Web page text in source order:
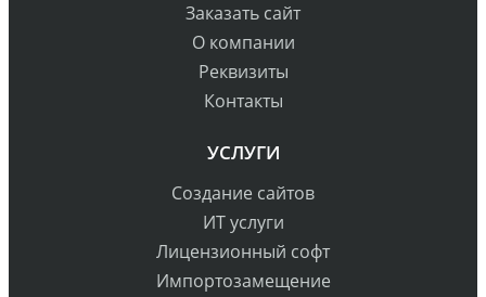
Заказать сайт
О компании
Реквизиты
Контакты
УСЛУГИ
Создание сайтов
ИТ услуги
Лицензионный софт
Импортозамещение